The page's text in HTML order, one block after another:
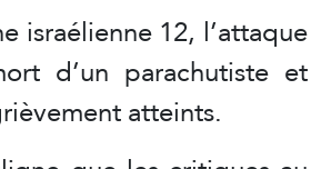
israélienne 12, l’attaque
d’un parachutiste et
atteints.